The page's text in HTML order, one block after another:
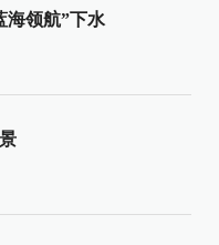
海领航”下水